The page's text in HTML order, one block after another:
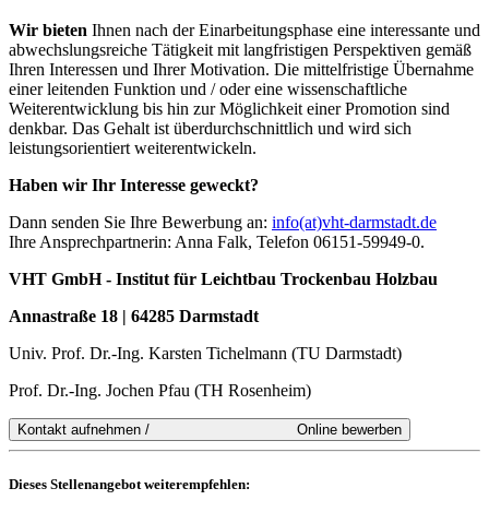
Wir bieten Ihnen nach der Einarbeitungsphase eine interessante und
abwechslungsreiche Tätigkeit mit langfristigen Perspektiven gemäß
Ihren Interessen und Ihrer Motivation. Die mittelfristige Übernahme
einer leitenden Funktion und / oder eine wissenschaftliche
Weiterentwicklung bis hin zur Möglichkeit einer Promotion sind
denkbar. Das Gehalt ist überdurchschnittlich und wird sich
leistungsorientiert weiterentwickeln.
Haben wir Ihr Interesse geweckt?
Dann senden Sie Ihre Bewerbung an: info(at)vht-darmstadt.de
Ihre Ansprechpartnerin: Anna Falk, Telefon 06151-59949-0.
VHT GmbH - Institut für Leichtbau Trockenbau Holzbau
Annastraße 18 | 64285 Darmstadt
Univ. Prof. Dr.-Ing. Karsten Tichelmann (TU Darmstadt)
Prof. Dr.-Ing. Jochen Pfau (TH Rosenheim)
Dieses Stellenangebot weiterempfehlen: